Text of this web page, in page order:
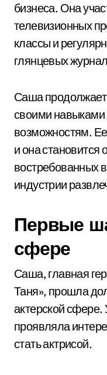
бизнеса. Она
телевизионных
классы и
глянцевых
Саша продолжает
своими навыками
возможностям.
и она становится
востребованных
индустрии
Первые
сфере
Саша, главная
Таня», прошла
актерской сфере.
проявляла
стать актрисой.